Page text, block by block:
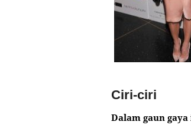
Ciri-ciri
Dalam gaun